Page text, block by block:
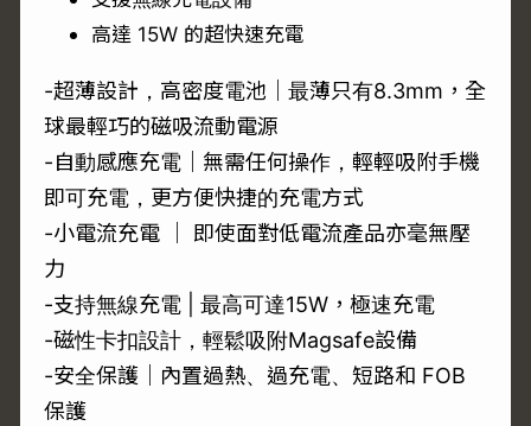
高達 15W 的超快速充電
-超薄設計，高密度電池｜最薄只有8.3mm，全
球最輕巧的磁吸流動電源
-自動感應充電｜無需任何操作，輕輕吸附手機
即可充電，更方便快捷的充電方式
-小電流充電 ｜ 即使面對低電流產品亦毫無壓
力
-支持無線充電 | 最高可達15W，極速充電
-磁性卡扣設計，輕鬆吸附Magsafe設備
-安全保護｜內置過熱、過充電、短路和 FOB
保護